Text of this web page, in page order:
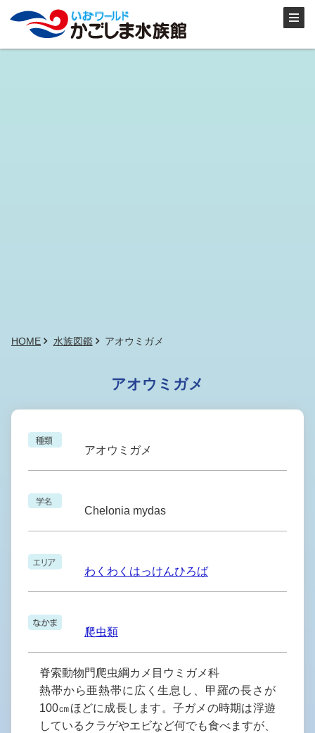
HOME 水族図鑑 アオウミガメ
アオウミガメ
アオウミガメ
Chelonia mydas
わくわくはっけんひろば
爬虫類
脊索動物門爬虫綱カメ目ウミガメ科
熱帯から亜熱帯に広く生息し、甲羅の長さが
100㎝ほどに成長します。子ガメの時期は浮遊
しているクラゲやエビなど何でも食べますが、